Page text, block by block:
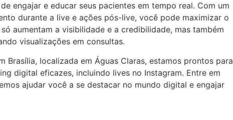
engajar e educar seus pacientes em tempo real. Com um
durante a live e ações pós-live, você pode maximizar o
aumentam a visibilidade e a credibilidade, mas também
visualizações em consultas.
Brasília, localizada em Águas Claras, estamos prontos para
digital eficazes, incluindo lives no Instagram. Entre em
ajudar você a se destacar no mundo digital e engajar